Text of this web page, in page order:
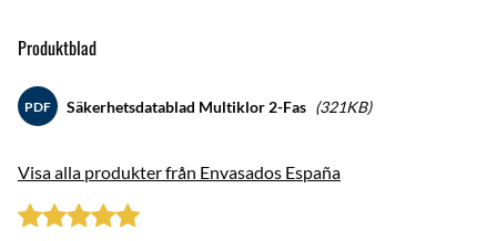
Produktblad
PDF Säkerhetsdatablad Multiklor 2-Fas 321KB
Visa alla produkter från Envasados España